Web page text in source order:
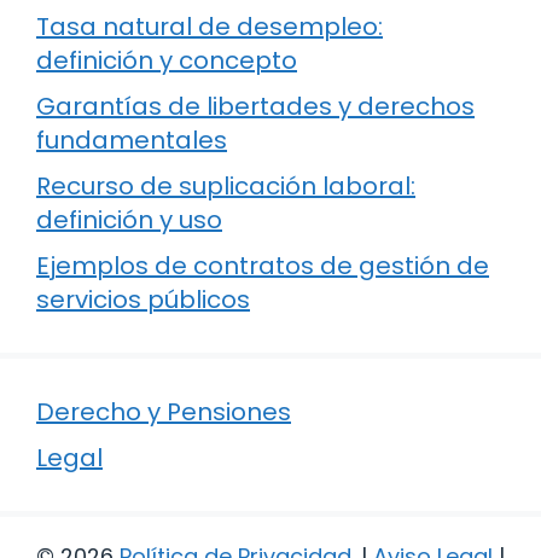
Tasa natural de desempleo:
definición y concepto
Garantías de libertades y derechos
fundamentales
Recurso de suplicación laboral:
definición y uso
Ejemplos de contratos de gestión de
servicios públicos
Derecho y Pensiones
Legal